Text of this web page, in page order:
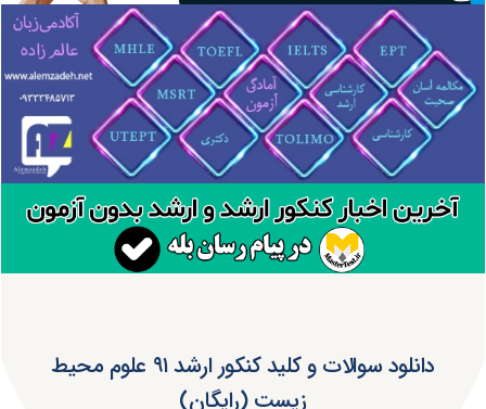
دانلود سوالات و کلید کنکور ارشد ۹۱ علوم محیط
زیست (رایگان)